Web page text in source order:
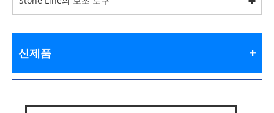
신제품